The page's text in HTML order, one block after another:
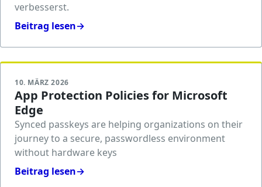
verbesserst.
Beitrag lesen→
10. MÄRZ 2026
App Protection Policies for Microsoft
Edge
Synced passkeys are helping organizations on their
journey to a secure, passwordless environment
without hardware keys
Beitrag lesen→